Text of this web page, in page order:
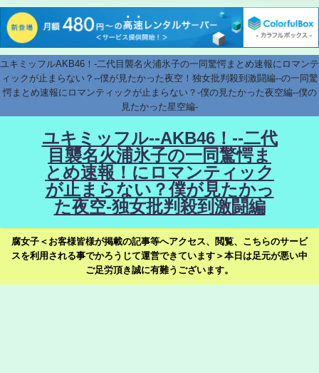
ユキミッフルAKB46！-二代目襲名火浦氷子の一同驚愕まとめ速報にロマンテ
ィックが止まらない？--僕が見たかった夜空！独女批判殺到激闘編--の一同驚
愕まとめ速報にロマンティックが止まらない？-僕の見たかった夜空編--僕の
見たかった星空編-
ユキミッフル--AKB46！--二代
目襲名火浦氷子の一同驚愕ま
とめ速報！にロマンティック
が止まらない？僕が見たかっ
た夜空-独女批判殺到激闘編
腐女子＜お客様皆様が掲載の記事等へアクセス、閲覧、こちらのサービ
スを利用される事でかろうじて運営できています＞本日は足元が悪い中
ご足労頂き誠に有難うございます。